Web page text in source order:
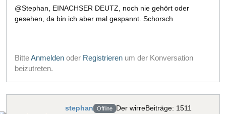
@Stephan, EINACHSER DEUTZ, noch nie gehört oder
gesehen, da bin ich aber mal gespannt. Schorsch
BitteAnmelden oder Registrieren um der Konversation
beizutreten.
stephan Offline Der wirreBeiträge: 1511